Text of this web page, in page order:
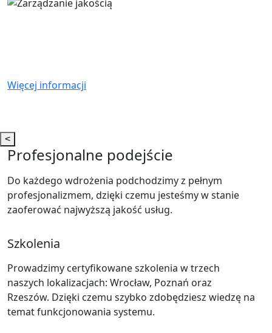
Więcej informacji
<
Profesjonalne podejście
Do każdego wdrożenia podchodzimy z pełnym
profesjonalizmem, dzięki czemu jesteśmy w stanie
zaoferować najwyższą jakość usług.
Szkolenia
Prowadzimy certyfikowane szkolenia w trzech
naszych lokalizacjach: Wrocław, Poznań oraz
Rzeszów. Dzięki czemu szybko zdobędziesz wiedzę na
temat funkcjonowania systemu.
Spełniamy każde wymagania
Rozwiązania WORKPLAN są zaprojektowane tak aby
spełnić wymagania firm lub działów zarządzających
projektami.
Produkcja dostosowana
Dedykowane, łatwe w użyciu narzędzia szacowania,
wyceniania, harmonogramowania, rejestracji czasu
pracy, śledzenia rzeczywistych kosztów dla firm z
branż motoryzacyjnych, lotniczych, okrętowych,